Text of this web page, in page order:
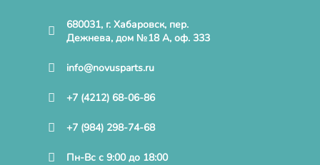
680031, г. Хабаровск, пер.
Дежнева, дом №18 А, оф. 333
info@novusparts.ru
+7 (4212) 68-06-86
+7 (984) 298-74-68
Пн-Вс с 9:00 до 18:00